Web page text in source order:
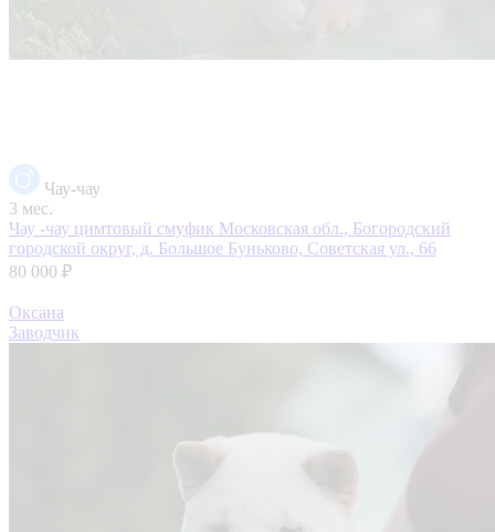
Чау-чау
3 мес.
Чау -чау цимтовый смуфик Московская обл., Богородский
городской округ, д. Большое Буньково, Советская ул., 66
80 000 ₽
Оксана
Заводчик